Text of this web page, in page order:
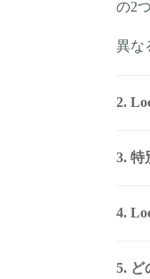
の2
異な
2.
3. 特
4.
5. ど